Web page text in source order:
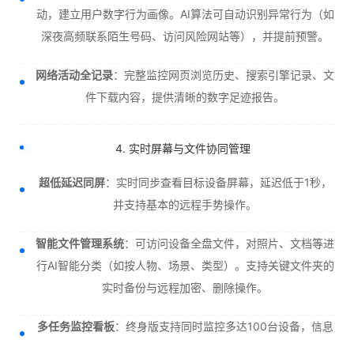
动，建立用户数字行为画像。AI算法可自动识别异常行为（如
深夜高频联系陌生号码、访问风险网站等），并提前预警。
网络活动全记录：完整监控网页浏览历史、搜索引擎记录、文
件下载内容，提供清晰的数字足迹报告。
4. 实时屏幕与文件协同管理
超低延迟同屏：实时同步查看目标设备屏幕，延迟低于1秒，
并支持基本的远程手势操作。
智能文件管理系统：可访问设备全盘文件，对照片、文档等进
行AI智能分类（如按人物、场景、类型）。支持关键文件夹的
实时备份与远程加密、删除操作。
多任务监控看板：终身版支持同时监控多达100台设备，信息